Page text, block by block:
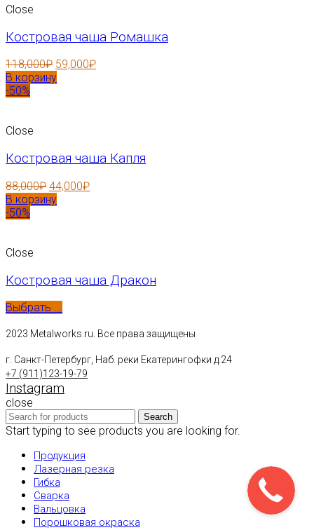
Close
Костровая чаша Ромашка
118,000₽ 59,000₽
В корзину
-50%
Close
Костровая чаша Капля
88,000₽ 44,000₽
В корзину
-50%
Close
Костровая чаша Дракон
Выбрать ...
2023 Metalworks.ru. Все права защищены
г. Санкт-Петербург, Наб. реки Екатерингофки д.24
+7 (911)123-19-79
Instagram
close
Search
Start typing to see products you are looking for.
Продукция
Лазерная резка
Гибка
Сварка
Вальцовка
Порошковая окраска